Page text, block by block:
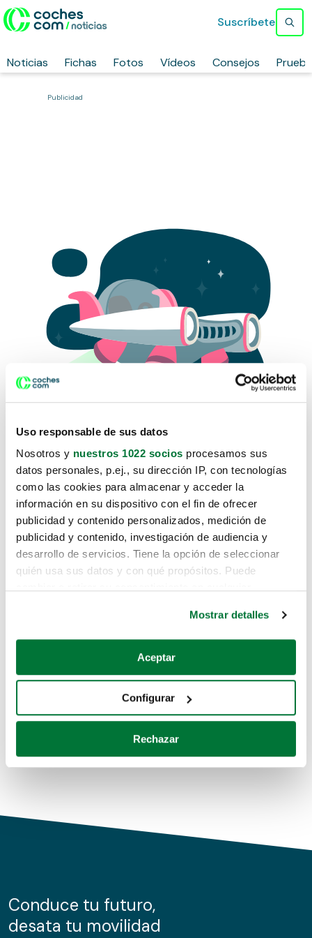
Uso responsable de sus datos
Nosotros y nuestros 1022 socios procesamos sus
datos personales, p.ej., su dirección IP, con tecnologías
como las cookies para almacenar y acceder la
información en su dispositivo con el fin de ofrecer
publicidad y contenido personalizados, medición de
publicidad y contenido, investigación de audiencia y
desarrollo de servicios. Tiene la opción de seleccionar
quién usa sus datos y con qué propósitos. Puede
Si lo permite, también quisiéramos:
Recopilar información sobre su ubicación geográfica
Identificar su dispositivo analizándolo activamente
para buscar características específicas (huellas
Obtenga más información sobre cómo se procesan sus
de cookies.
información sobre el uso que haga del sitio web con
nuestros partners de redes sociales, publicidad y análisis
Mostrar detalles
Aceptar
Configurar
Rechazar
Noticias Fichas Fotos Vídeos Consejos
Suscríbete
Publicidad
Lo sentimos, no sabemos como
te hemos traido hasta aquí.
Pero puedes encontrar el coche que estás
buscando en alguno de estos enlaces:
Coches de segunda mano
Coches de km0
Conduce tu futuro,
desata tu movilidad